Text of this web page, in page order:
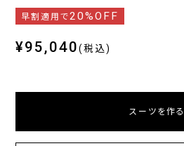
早割適用で20%OFF
¥95,040(税込)
スーツを作る